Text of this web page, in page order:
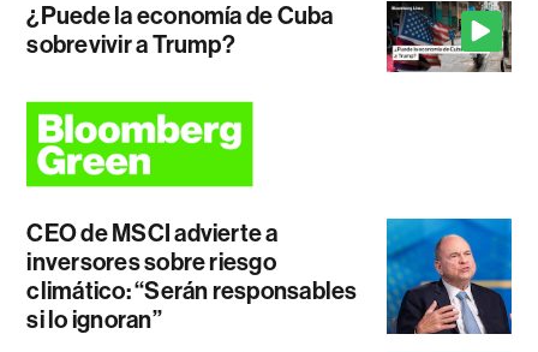
¿Puede la economía de Cuba
sobrevivir a Trump?
CEO de MSCI advierte a
inversores sobre riesgo
climático: “Serán responsables
si lo ignoran”